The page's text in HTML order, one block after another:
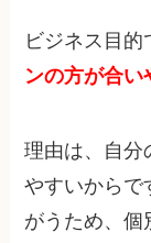
ビジネス目的
ンの方が合い
理由は、自分
やすいからで
がうため、個